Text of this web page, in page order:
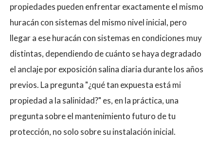
propiedades pueden enfrentar exactamente el mismo
huracán con sistemas del mismo nivel inicial, pero
llegar a ese huracán con sistemas en condiciones muy
distintas, dependiendo de cuánto se haya degradado
el anclaje por exposición salina diaria durante los años
previos. La pregunta "¿qué tan expuesta está mi
propiedad a la salinidad?" es, en la práctica, una
pregunta sobre el mantenimiento futuro de tu
protección, no solo sobre su instalación inicial.